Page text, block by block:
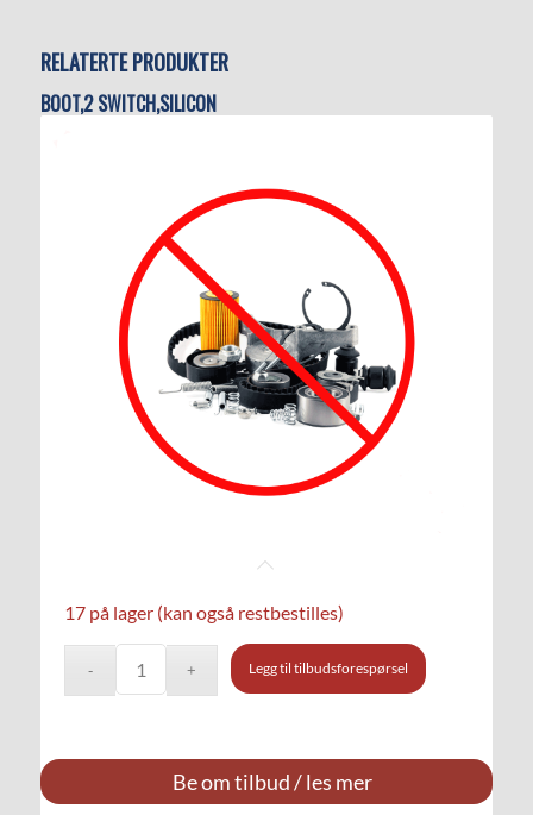
RELATERTE PRODUKTER
BOOT,2 SWITCH,SILICON
17 på lager (kan også restbestilles)
Legg til tilbudsforespørsel
Be om tilbud / les mer